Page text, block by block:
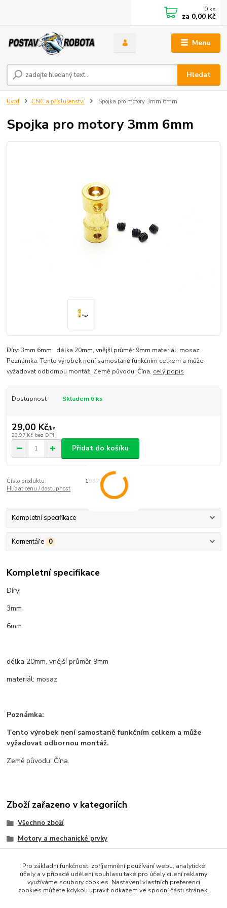
Menu
Hledat
0 ks
za 0,00 Kč
Úvod CNC a příslušenství Spojka pro motory 3mm 6mm
Spojka pro motory 3mm 6mm
Díry: 3mm 6mm délka 20mm, vnější průměr 9mm materiál: mosaz
Poznámka: Tento výrobek není samostaně funkčním celkem a může
vyžadovat odbornou montáž. Země původu: Čína. celý popis
Dostupnost Skladem 6 ks
29,00 Kč/ks
23,97 Kč bez DPH
Přidat do košíku
Číslo produktu:
1987
Hlídat cenu / dostupnost
Kompletní specifikace
Komentáře 0
Kompletní specifikace
Díry:
3mm
6mm
délka 20mm, vnější průměr 9mm
materiál: mosaz
Poznámka:
Tento výrobek není samostaně funkčním celkem a může
vyžadovat odbornou montáž.
Země původu: Čína.
Zboží zařazeno v kategoriích
Všechno zboží
Motory a mechanické prvky
Propojovací prvky
CNC a příslušenství
Pro základní funkčnost, zpříjemnění používání webu, analytické
účely a v případě udělení souhlasu také pro účely cílení reklamy
využíváme soubory cookies. Nastavení vlastních preferencí
cookies můžete kdykoli upravit odkazem ve spodní části stránek.